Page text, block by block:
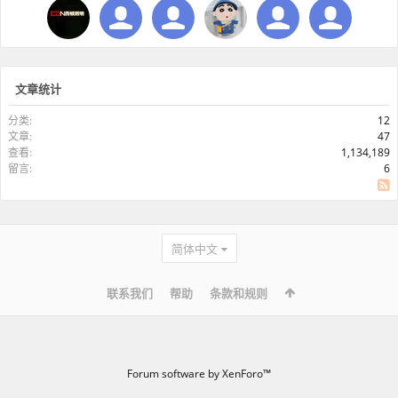
文章统计
分类:
12
文章:
47
查看:
1,134,189
留言:
6
简体中文
联系我们 帮助 条款和规则
Forum software by XenForo™